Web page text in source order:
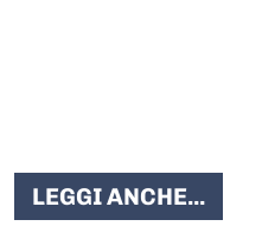
LEGGI ANCHE...